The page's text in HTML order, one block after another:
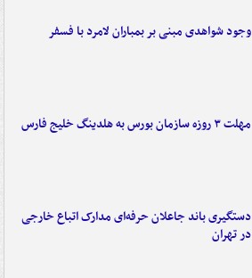
وجود شواهدی مبنی بر بمباران لامرد با فسفر
مهلت ۳ روزه سازمان بورس به هلدینگ خلیج فارس
دستگیری باند جاعلان حرفه‌ای مدارک اتباع خارجی
در تهران